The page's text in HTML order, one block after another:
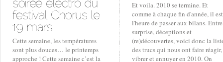
Cette semaine, les températures
sont plus douces… le printemps
approche ! Cette semaine c’est la
Et voila. 2010 se termine. Et
comme à chaque fin d'année, il est
l'heure de passer aux bilans. Entre
surprise, déceptions et
(re)découvertes, voici donc la
des trucs qui nous ont faire réagir,
vibrer et ennuyer en 2010. On